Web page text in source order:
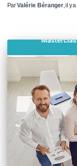
ParValérie Béranger, il y a